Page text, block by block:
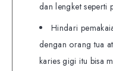
dan lengket seperti
Hindari
dengan orang tua
karies gigi itu bisa